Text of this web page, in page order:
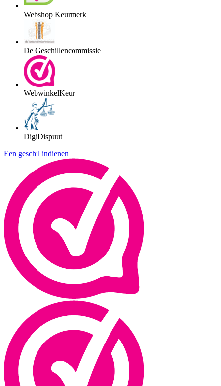
Webshop Keurmerk
De Geschillencommissie
WebwinkelKeur
DigiDispuut
Een geschil indienen